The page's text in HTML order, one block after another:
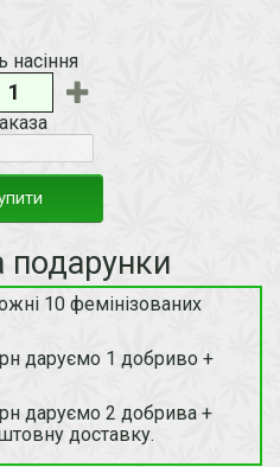
насіння
подарунки
10 фемінізованих
даруємо 1 добриво +
даруємо 2 добрива +
доставку.